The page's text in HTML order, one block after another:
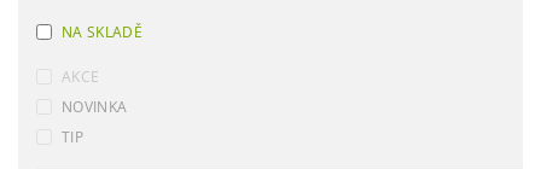
NA SKLADĚ
AKCE
NOVINKA
TIP